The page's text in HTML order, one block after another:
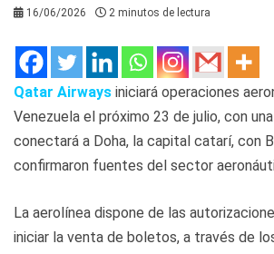
16/06/2026 2 minutos de lectura
Qatar Airways iniciará operaciones
Venezuela el próximo 23 de julio, con
conectará a Doha, la capital catarí, con
confirmaron fuentes del sector
La aerolínea dispone de las
iniciar la venta de boletos, a través de